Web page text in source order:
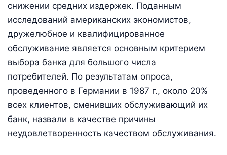
снижении средних издержек. Поданным
исследований американских экономистов,
дружелюбное и квалифицированное
обслуживание является основным критерием
выбора банка для большого числа
потребителей. По результатам опроса,
проведенного в Германии в 1987 г., около 20%
всех клиентов, сменивших обслуживающий их
банк, назвали в качестве причины
неудовлетворенность качеством обслуживания.